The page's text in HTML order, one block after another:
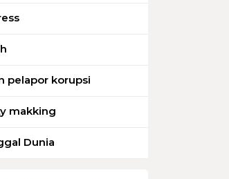
pelapor korupsi
makking
Dunia